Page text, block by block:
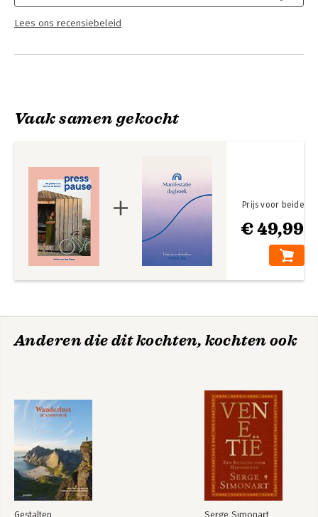
Lees ons recensiebeleid
Vaak samen gekocht
€ 49,99
Prijs voor beide
Anderen die dit kochten, kochten ook
Gestalten Serge Simonart